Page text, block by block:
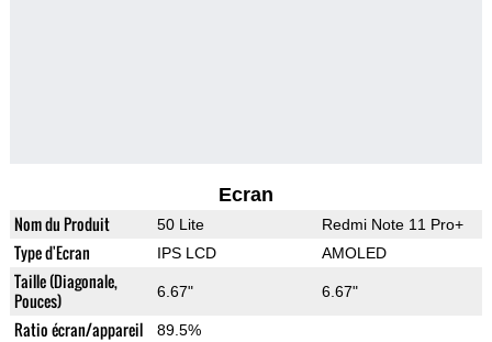
Ecran
Nom du Produit 50 Lite Redmi Note 11 Pro+
Type d'Ecran IPS LCD AMOLED
Taille (Diagonale,
Pouces)
6.67" 6.67"
Ratio écran/appareil 89.5%